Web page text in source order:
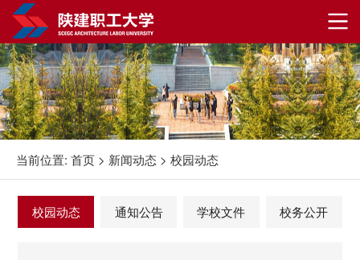
当前位置: 首页 > 新闻动态 > 校园动态
校园动态 通知公告 学校文件 校务公开